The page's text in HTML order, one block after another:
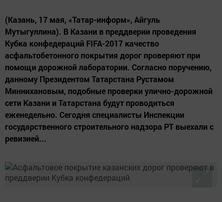
(Казань, 17 мая, «Татар-информ», Айгуль
Мутыгуллина). В Казани в преддверии проведения
Кубка конфедераций FIFA-2017 качество
асфальтобетонного покрытия дорог проверяют при
помощи дорожной лаборатории. Согласно поручению,
данному Президентом Татарстана Рустамом
Миннихановым, подобные проверки улично-дорожной
сети Казани и Татарстана будут проводиться
еженедельно. Сегодня специалисты Инспекции
государственного строительного надзора РТ выехали с
ревизией...